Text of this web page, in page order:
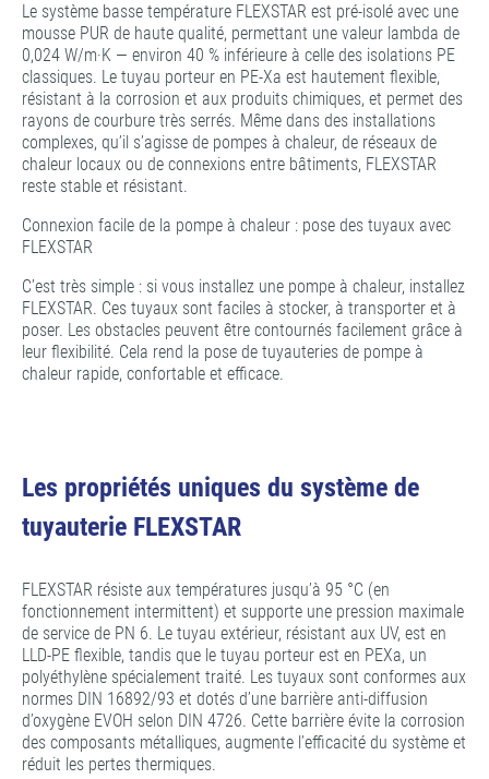
Le système basse température FLEXSTAR est pré-isolé avec une
mousse PUR de haute qualité, permettant une valeur lambda de
0,024 W/m·K — environ 40 % inférieure à celle des isolations PE
classiques. Le tuyau porteur en PE-Xa est hautement flexible,
résistant à la corrosion et aux produits chimiques, et permet des
rayons de courbure très serrés. Même dans des installations
complexes, qu’il s’agisse de pompes à chaleur, de réseaux de
chaleur locaux ou de connexions entre bâtiments, FLEXSTAR
reste stable et résistant.
Connexion facile de la pompe à chaleur : pose des tuyaux avec
FLEXSTAR
C’est très simple : si vous installez une pompe à chaleur, installez
FLEXSTAR. Ces tuyaux sont faciles à stocker, à transporter et à
poser. Les obstacles peuvent être contournés facilement grâce à
leur flexibilité. Cela rend la pose de tuyauteries de pompe à
chaleur rapide, confortable et efficace.
Les propriétés uniques du système de
tuyauterie FLEXSTAR
FLEXSTAR résiste aux températures jusqu’à 95 °C (en
fonctionnement intermittent) et supporte une pression maximale
de service de PN 6. Le tuyau extérieur, résistant aux UV, est en
LLD-PE flexible, tandis que le tuyau porteur est en PEXa, un
polyéthylène spécialement traité. Les tuyaux sont conformes aux
normes DIN 16892/93 et dotés d’une barrière anti-diffusion
d’oxygène EVOH selon DIN 4726. Cette barrière évite la corrosion
des composants métalliques, augmente l’efficacité du système et
réduit les pertes thermiques.